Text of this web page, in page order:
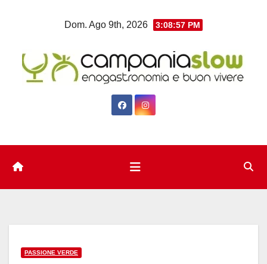
Dom. Ago 9th, 2026 3:08:58 PM
PASSIONE VERDE